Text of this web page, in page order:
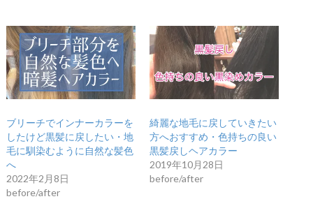
ブリーチでインナーカラーを
したけど黒髪に戻したい・地
毛に馴染むように自然な髪色
へ
2022年2月8日
before/after
綺麗な地毛に戻していきたい
方へおすすめ・色持ちの良い
黒髪戻しヘアカラー
2019年10月28日
before/after